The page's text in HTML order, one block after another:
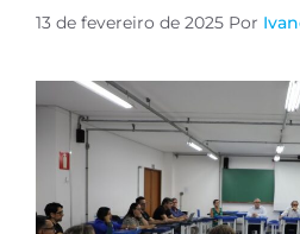
13 de fevereiro de 2025 Por